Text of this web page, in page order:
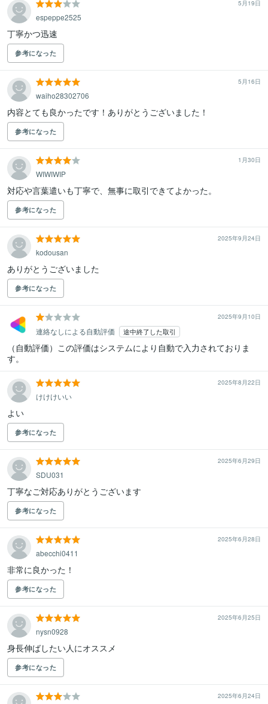
5月19日
espeppe2525
丁寧かつ迅速
参考になった
5月16日
waiho28302706
内容とても良かったです！ありがとうございました！
参考になった
1月30日
WIWIWIP
対応や言葉遣いも丁寧で、無事に取引できてよかった。
参考になった
2025年9月24日
kodousan
ありがとうございました
参考になった
2025年9月10日
連絡なしによる自動評価 途中終了した取引
（自動評価）この評価はシステムにより自動で入力されておりま
す。
2025年8月22日
けけけいい
よい
参考になった
2025年6月29日
SDU031
丁寧なご対応ありがとうございます
参考になった
2025年6月28日
abecchi0411
非常に良かった！
参考になった
2025年6月25日
nysn0928
身長伸ばしたい人にオススメ
参考になった
2025年6月24日